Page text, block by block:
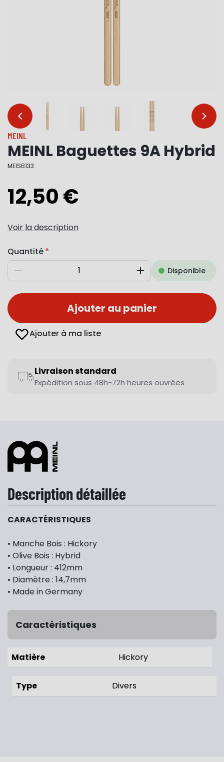
… …
MEINL
MEINL Baguettes 9A Hybrid
MEISB133
12,50 €
Voir la description
Quantité
Diminuer AugmenterDisponible
Ajouter au panier
Ajouter à ma liste
Livraison standard
Expédition sous 48h-72h heures ouvrées
Description détaillée
CARACTÉRISTIQUES
• Manche Bois : Hickory
• Olive Bois : Hybrid
• Longueur : 412mm
• Diamètre : 14,7mm
• Made in Germany
Caractéristiques
Matière Hickory
Type Divers